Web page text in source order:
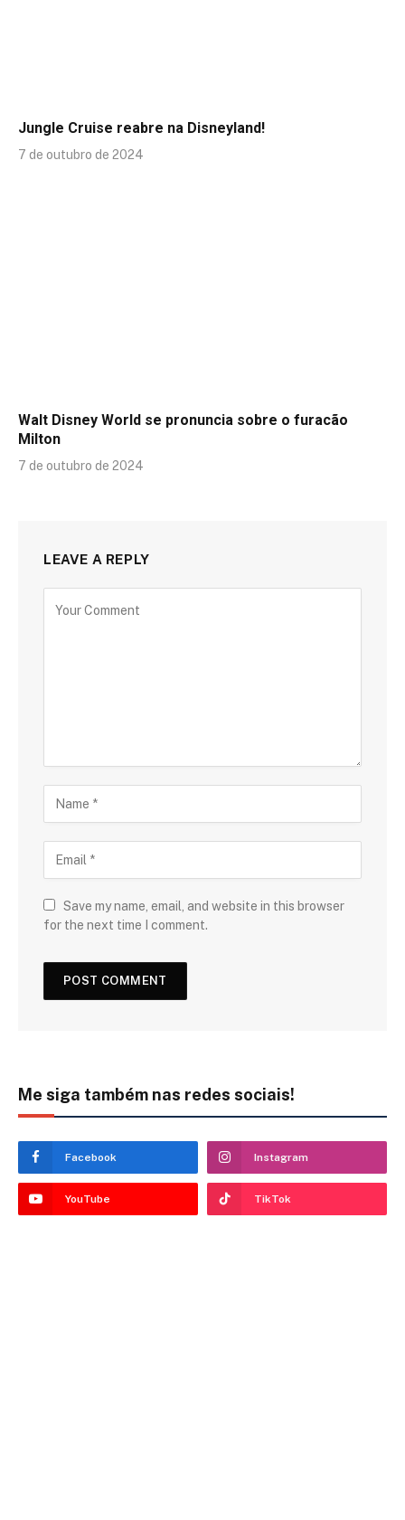
Jungle Cruise reabre na Disneyland!
7 de outubro de 2024
Walt Disney World se pronuncia sobre o furacão
Milton
7 de outubro de 2024
LEAVE A REPLY
Save my name, email, and website in this browser
for the next time I comment.
Me siga também nas redes sociais!
Facebook Instagram
YouTube TikTok